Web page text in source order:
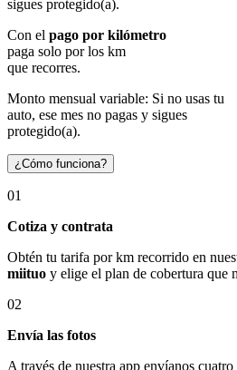
sigues protegido(a).
Con el pago por kilómetro
paga solo por los km
que recorres.
Monto mensual variable: Si no usas tu
auto, ese mes no pagas y sigues
protegido(a).
¿Cómo funciona?
01
Cotiza y contrata
Obtén tu tarifa por km recorrido en
miituo y elige el plan de cobertura que
02
Envía las fotos
A través de nuestra app envíanos